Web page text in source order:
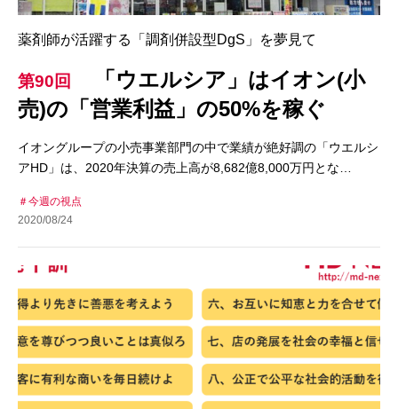
薬剤師が活躍する「調剤併設型DgS」を夢見て
第90回
「ウエルシア」はイオン(小
売)の「営業利益」の50%を稼ぐ
イオングループの小売事業部門の中で業績が絶好調の「ウエルシ
アHD」は、2020年決算の売上高が8,682億8,000万円とな…
今週の視点
2020/08/24